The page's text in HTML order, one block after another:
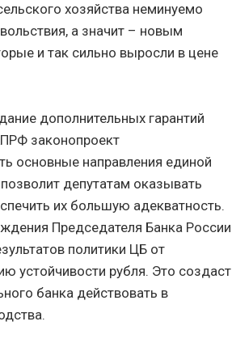
хозяйства неминуемо
а значит – новым
и так сильно выросли в цене
дополнительных гарантий
законопроект
основные направления единой
депутатам оказывать
их большую адекватность.
Председателя Банка России
политики ЦБ от
устойчивости рубля. Это создаст
банка действовать в